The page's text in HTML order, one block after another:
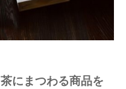
にまつわる商品を